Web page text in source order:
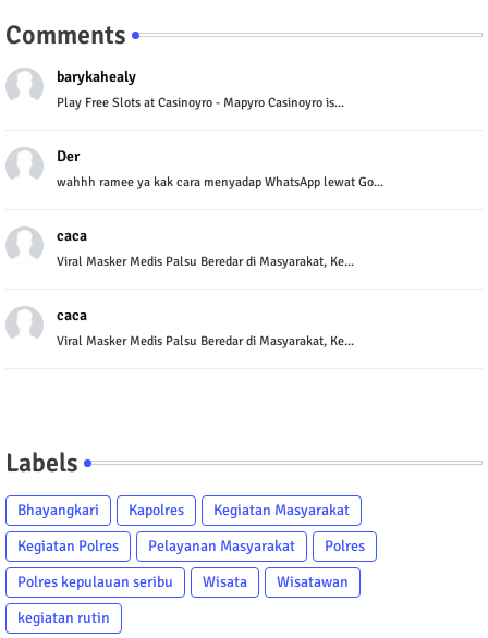
Comments
barykahealy
Play Free Slots at Casinoyro - Mapyro Casinoyro is...
Der
wahhh ramee ya kak cara menyadap WhatsApp lewat Go...
caca
Viral Masker Medis Palsu Beredar di Masyarakat, Ke...
caca
Viral Masker Medis Palsu Beredar di Masyarakat, Ke...
Labels
Bhayangkari Kapolres
Kegiatan Masyarakat
Kegiatan Polres
Pelayanan Masyarakat
Polres
Polres kepulauan seribu
Wisata
Wisatawan
kegiatan rutin